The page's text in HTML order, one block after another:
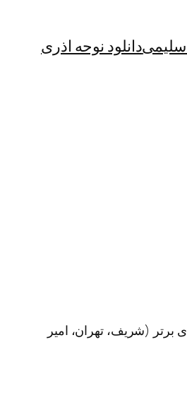
سلیمیدانلود نوحه اذری
برتر (شریف، تهران، امیر